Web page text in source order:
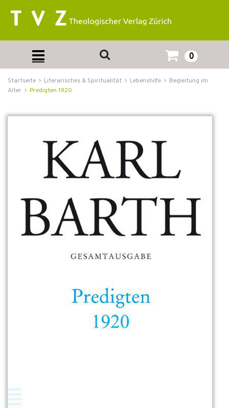
0
Startseite Literarisches & Spiritualität Lebenshilfe
Begleitung im
Alter
Predigten 1920